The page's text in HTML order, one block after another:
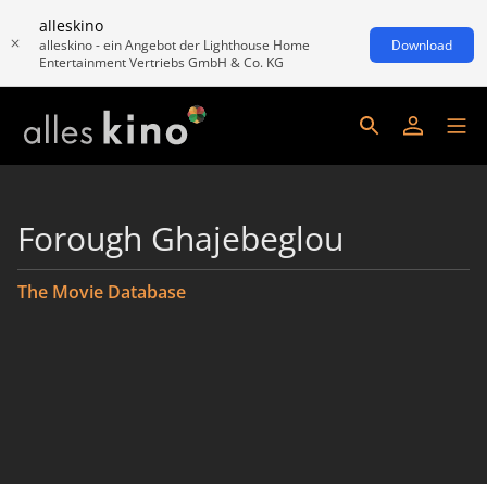
alleskino
alleskino - ein Angebot der Lighthouse Home
Entertainment Vertriebs GmbH & Co. KG
Download
Forough Ghajebeglou
The Movie Database